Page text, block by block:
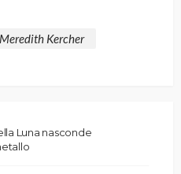
Meredith Kercher
Luna nasconde